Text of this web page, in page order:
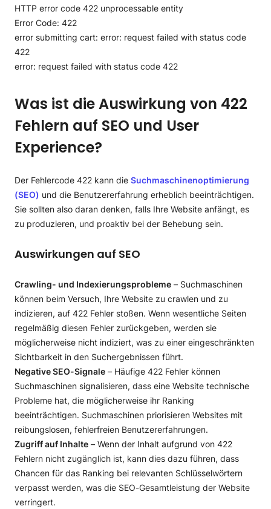
HTTP error code 422 unprocessable entity
Error Code: 422
error submitting cart: error: request failed with status code
422
error: request failed with status code 422
Was ist die Auswirkung von 422
Fehlern auf SEO und User
Experience?
Der Fehlercode 422 kann die Suchmaschinenoptimierung
(SEO) und die Benutzererfahrung erheblich beeinträchtigen.
Sie sollten also daran denken, falls Ihre Website anfängt, es
zu produzieren, und proaktiv bei der Behebung sein.
Auswirkungen auf SEO
Crawling- und Indexierungsprobleme – Suchmaschinen
können beim Versuch, Ihre Website zu crawlen und zu
indizieren, auf 422 Fehler stoßen. Wenn wesentliche Seiten
regelmäßig diesen Fehler zurückgeben, werden sie
möglicherweise nicht indiziert, was zu einer eingeschränkten
Sichtbarkeit in den Suchergebnissen führt.
Negative SEO-Signale – Häufige 422 Fehler können
Suchmaschinen signalisieren, dass eine Website technische
Probleme hat, die möglicherweise ihr Ranking
beeinträchtigen. Suchmaschinen priorisieren Websites mit
reibungslosen, fehlerfreien Benutzererfahrungen.
Zugriff auf Inhalte – Wenn der Inhalt aufgrund von 422
Fehlern nicht zugänglich ist, kann dies dazu führen, dass
Chancen für das Ranking bei relevanten Schlüsselwörtern
verpasst werden, was die SEO-Gesamtleistung der Website
verringert.